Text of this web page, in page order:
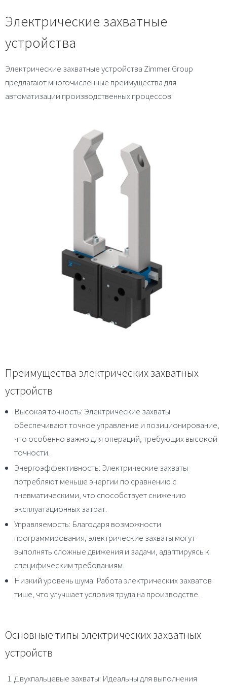
Электрические захватные
устройства
Электрические захватные устройства Zimmer Group
предлагают многочисленные преимущества для
автоматизации производственных процессов:
Преимущества электрических захватных
устройств
Высокая точность: Электрические захваты
обеспечивают точное управление и позиционирование,
что особенно важно для операций, требующих высокой
точности.
Энергоэффективность: Электрические захваты
потребляют меньше энергии по сравнению с
пневматическими, что способствует снижению
эксплуатационных затрат.
Управляемость: Благодаря возможности
программирования, электрические захваты могут
выполнять сложные движения и задачи, адаптируясь к
специфическим требованиям.
Низкий уровень шума: Работа электрических захватов
тише, что улучшает условия труда на производстве.
Основные типы электрических захватных
устройств
Двухпальцевые захваты: Идеальны для выполнения